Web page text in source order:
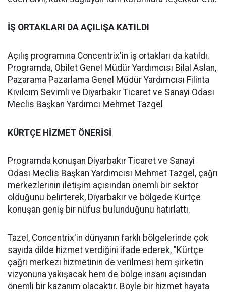
İŞ ORTAKLARI DA AÇILIŞA KATILDI
Açılış programına Concentrix'in iş ortakları da katıldı.
Programda, Obilet Genel Müdür Yardımcısı Bilal Aslan,
Pazarama Pazarlama Genel Müdür Yardımcısı Filinta
Kıvılcım Sevimli ve Diyarbakır Ticaret ve Sanayi Odası
Meclis Başkan Yardımcı Mehmet Tazgel
KÜRTÇE HİZMET ÖNERİSİ
Programda konuşan Diyarbakır Ticaret ve Sanayi
Odası Meclis Başkan Yardımcısı Mehmet Tazgel, çağrı
merkezlerinin iletişim açısından önemli bir sektör
olduğunu belirterek, Diyarbakır ve bölgede Kürtçe
konuşan geniş bir nüfus bulunduğunu hatırlattı.
Tazel, Concentrix'in dünyanın farklı bölgelerinde çok
sayıda dilde hizmet verdiğini ifade ederek, "Kürtçe
çağrı merkezi hizmetinin de verilmesi hem şirketin
vizyonuna yakışacak hem de bölge insanı açısından
önemli bir kazanım olacaktır. Böyle bir hizmet hayata